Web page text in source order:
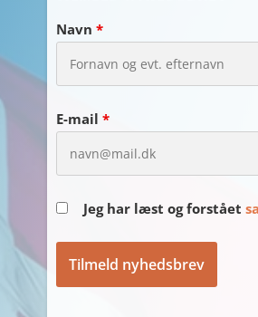
Navn*
E-mail*
Jeg har læst og forstået